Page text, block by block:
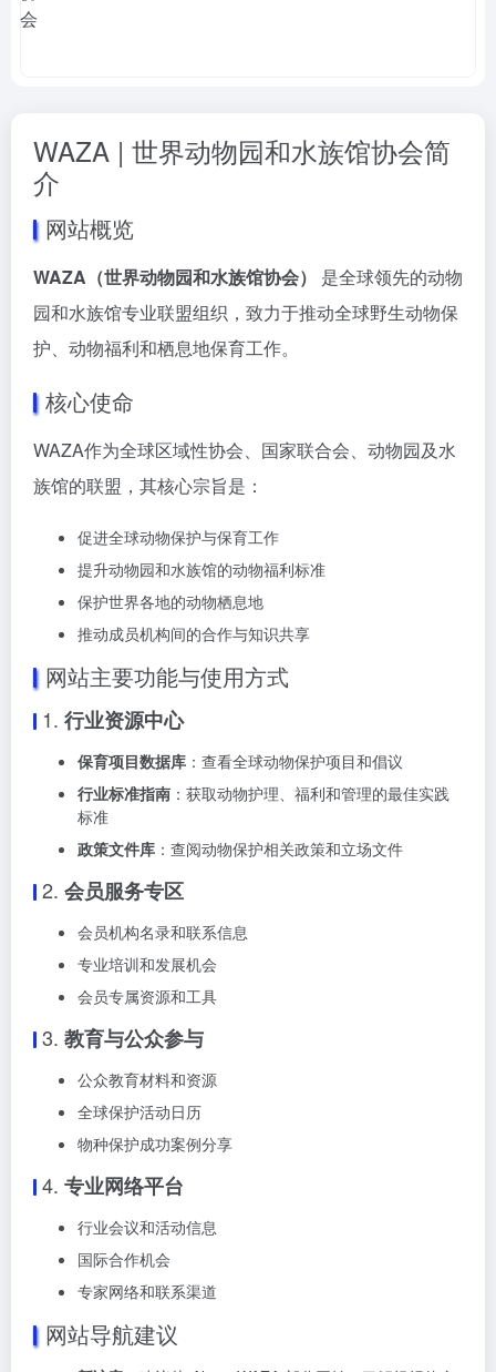
WAZA | 世界动物园和水族馆协会简
介
网站概览
WAZA（世界动物园和水族馆协会）
是全球领先的动物
园和水族馆专业联盟组织，致力于推动全球野生动物保
护、动物福利和栖息地保育工作。
核心使命
WAZA作为全球区域性协会、国家联合会、动物园及水
族馆的联盟，其核心宗旨是：
促进全球动物保护与保育工作
提升动物园和水族馆的动物福利标准
保护世界各地的动物栖息地
推动成员机构间的合作与知识共享
网站主要功能与使用方式
1. 行业资源中心
保育项目数据库 ：查看全球动物保护项目和倡议
行业标准指南 ：获取动物护理、福利和管理的最佳实践
标准
政策文件库 ：查阅动物保护相关政策和立场文件
2. 会员服务专区
会员机构名录和联系信息
专业培训和发展机会
会员专属资源和工具
3. 教育与公众参与
公众教育材料和资源
全球保护活动日历
物种保护成功案例分享
4. 专业网络平台
行业会议和活动信息
国际合作机会
专家网络和联系渠道
网站导航建议